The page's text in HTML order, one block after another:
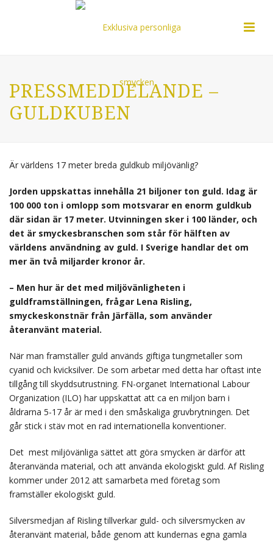
PRESSMEDDELANDE –
GULDKUBEN
Är världens 17 meter breda guldkub miljövänlig?
Jorden uppskattas innehålla 21 biljoner ton guld. Idag är
100 000 ton i omlopp som motsvarar en enorm guldkub
där sidan är 17 meter. Utvinningen sker i 100 länder, och
det är smyckesbranschen som står för hälften av
världens användning av guld. I Sverige handlar det om
mer än två miljarder kronor år.
– Men hur är det med miljövänligheten i
guldframställningen, frågar Lena Risling,
smyckeskonstnär från Järfälla, som använder
återanvänt material.
När man framställer guld används giftiga tungmetaller som
cyanid och kvicksilver. De som arbetar med detta har oftast inte
tillgång till skyddsutrustning. FN-organet International Labour
Organization (ILO) har uppskattat att ca en miljon barn i
åldrarna 5-17 år är med i den småskaliga gruvbrytningen. Det
går stick i stäv mot en rad internationella konventioner.
Det mest miljövänliga sättet att göra smycken är därför att
återanvända material, och att använda ekologiskt guld. Af Risling
kommer under 2012 att samarbeta med företag som
framställer ekologiskt guld.
Silversmedjan af Risling tillverkar guld- och silversmycken av
återanvänt material, både genom att kundernas egna gamla